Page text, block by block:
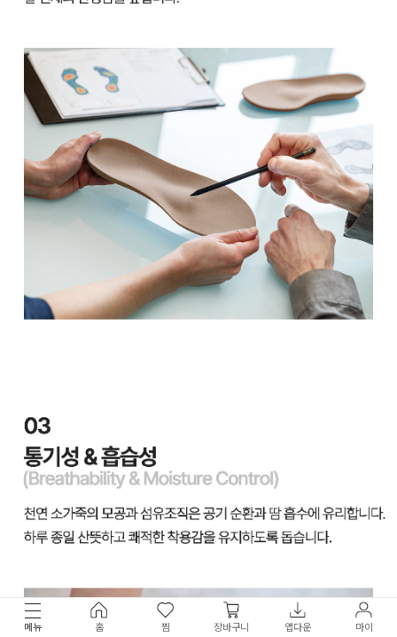
메뉴 홈 찜 장바구니 앱다운 마이